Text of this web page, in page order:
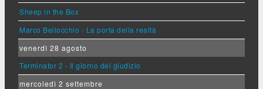
Sheep in the Box
Marco Bellocchio - La porta della realtà
venerdì 28 agosto
Terminator 2 - Il giorno del giudizio
mercoledì 2 settembre